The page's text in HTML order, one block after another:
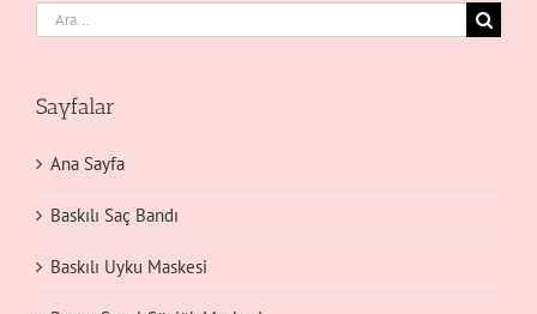
Ara:
Sayfalar
Ana Sayfa
Baskılı Saç Bandı
Baskılı Uyku Maskesi